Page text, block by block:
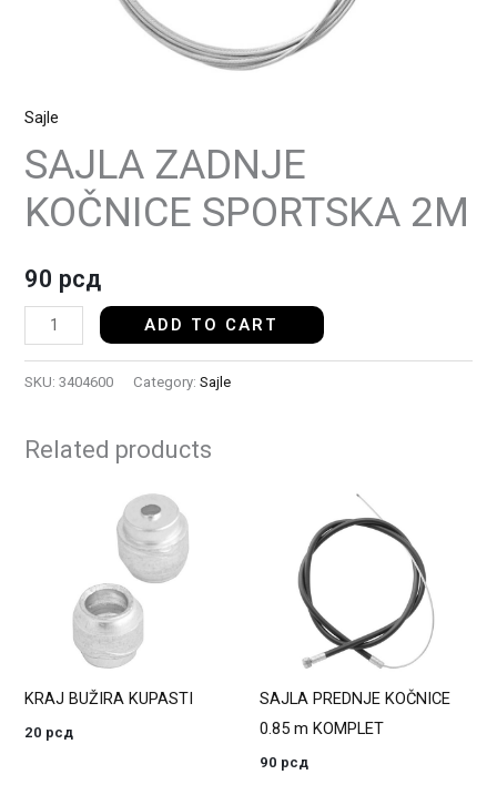
Sajle
SAJLA ZADNJE
KOČNICE SPORTSKA 2M
90 рсд
ADD TO CART
SKU:3404600 Category:Sajle
Related products
KRAJ BUŽIRA KUPASTI
20 рсд
SAJLA PREDNJE KOČNICE
0.85 m KOMPLET
90 рсд